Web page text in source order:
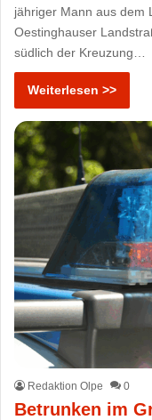
jähriger Mann aus dem
Oestinghauser
südlich der Kreuzung…
Weiterlesen >>
Redaktion Olpe 0
Betrunken im